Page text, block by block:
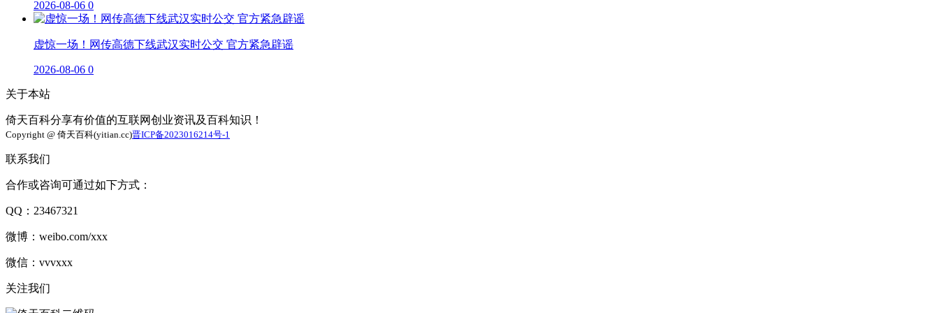
2026-08-06 0
虚惊一场！网传高德下线武汉实时公交 官方紧急辟谣
2026-08-06 0
关于本站
倚天百科分享有价值的互联网创业资讯及百科知识！
Copyright @ 倚天百科(yitian.cc)晋ICP备2023016214号-1
联系我们
合作或咨询可通过如下方式：
QQ：23467321
微博：weibo.com/xxx
微信：vvvxxx
关注我们